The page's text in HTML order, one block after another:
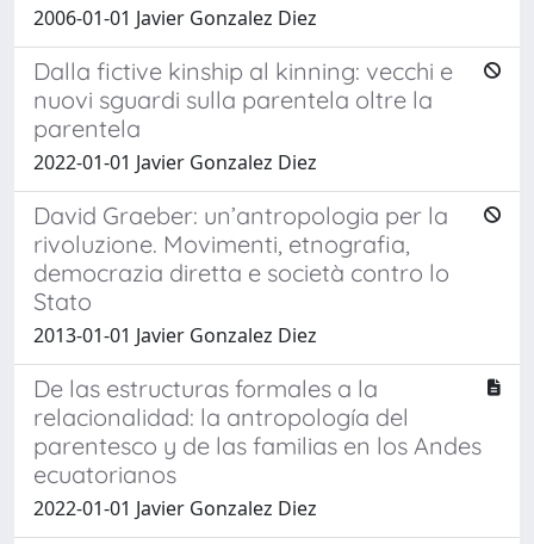
2006-01-01 Javier Gonzalez Diez
Dalla fictive kinship al kinning: vecchi e
nuovi sguardi sulla parentela oltre la
parentela
2022-01-01 Javier Gonzalez Diez
David Graeber: un’antropologia per la
rivoluzione. Movimenti, etnografia,
democrazia diretta e società contro lo
Stato
2013-01-01 Javier Gonzalez Diez
De las estructuras formales a la
relacionalidad: la antropología del
parentesco y de las familias en los Andes
ecuatorianos
2022-01-01 Javier Gonzalez Diez